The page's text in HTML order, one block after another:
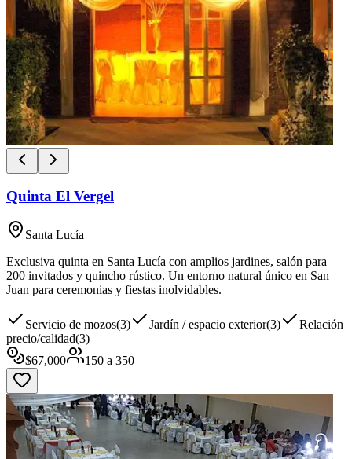
Quinta El Vergel
Santa Lucía
Exclusiva quinta en Santa Lucía con amplios jardines, salón para
200 invitados y quincho rústico. Un entorno natural único en San
Juan para ceremonias y fiestas inolvidables.
Servicio de mozos(3) Jardín / espacio exterior(3)
Relación
precio/calidad(3)
$67,000 150 a 350